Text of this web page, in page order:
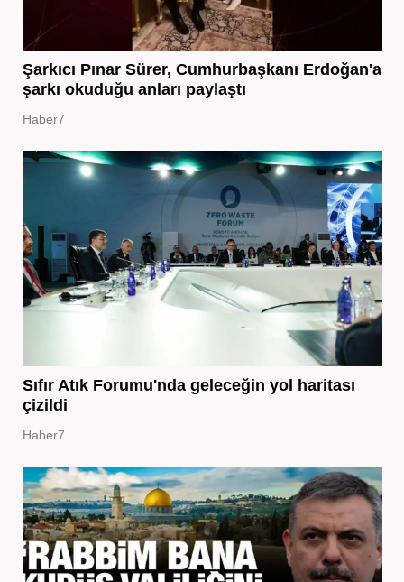
Şarkıcı Pınar Sürer, Cumhurbaşkanı Erdoğan'a
şarkı okuduğu anları paylaştı
Haber7
Sıfır Atık Forumu'nda geleceğin yol haritası
çizildi
Haber7